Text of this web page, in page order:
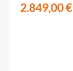
2.849,00 €